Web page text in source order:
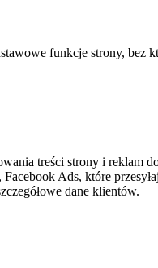
funkcje strony, bez
treści strony i reklam
Ads, które
dane klientów.